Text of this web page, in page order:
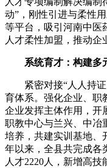
动”，刚性引进与柔性
等平台，吸引河南中医
人才柔性加盟，推动企
系统育才：构建多
紧密对接“人人持
育体系。强化企业、职
企业发挥主体作用，开
职教中心与兰兴、中冶
培养，共建实训基地、
年以来，全县共完成各
人才2220人，新增高